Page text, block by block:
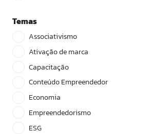
Temas
Associativismo
Ativação de marca
Capacitação
Conteúdo Empreendedor
Economia
Empreendedorismo
ESG